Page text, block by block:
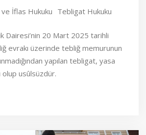
ve İflas Hukuku Tebligat Hukuku
Dairesi’nin 20 Mart 2025 tarihli
evrakı üzerinde tebliğ memurunun
yapılan tebligat, yasa
olup usûlsüzdür.